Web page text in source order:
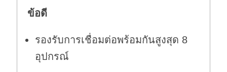
ข้อดี
รองรับการเชื่อมต่อพร้อมกันสูงสุด 8
อุปกรณ์